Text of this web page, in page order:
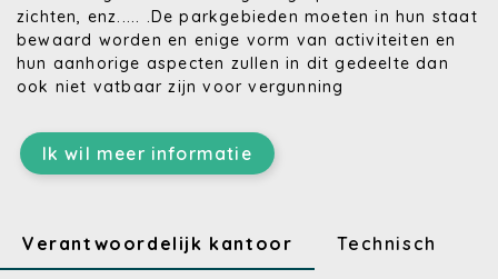
zichten, enz..... .De parkgebieden moeten in hun staat
bewaard worden en enige vorm van activiteiten en
hun aanhorige aspecten zullen in dit gedeelte dan
ook niet vatbaar zijn voor vergunning
Ik wil meer informatie
Verantwoordelijk kantoor Technisch